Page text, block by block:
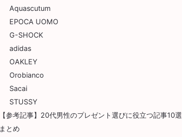
Aquascutum
EPOCA UOMO
G-SHOCK
adidas
OAKLEY
Orobianco
Sacai
STUSSY
【参考記事】20代男性のプレゼント選びに役立つ記事10選
まとめ